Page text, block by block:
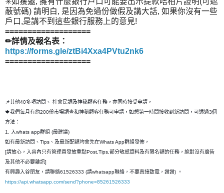
蔽號碼) 請明白, 是因為免過份做假及講大話, 如果你沒有一些
戶口,是講不到這些銀行服務上的意見!
===================
✏詳情及報名表：
https://forms.gle/ztBi4Xxa4PVtu2nk6
===================
📌其他40多項訪問、 社會民調及神秘顧客任務，亦同時接受申請，
🍁我們每月有約200份市場調查和神秘顧客任務可申請，如想第一時間接收到新訪問，可透過3個
方法：
1. 入whats app群組 (最建議)
如有最新訪問、Tips、及最新配額均會先在Whats App群組發佈，
[請放心，入谷內只有管理員發放重點Post,Tips,部分敏感資料及有限名額的任務，絶對沒有廣告
及其他不必要雜訊]
有興趣入谷朋友，請聯絡61526333 (請whatsapp聯絡，不要直接致電，謝謝) 。
https://api.whatsapp.com/send?phone=85261526333